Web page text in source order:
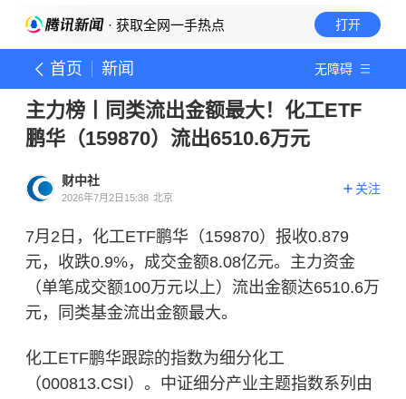
· 获取全网一手热点 打开
首页 新闻 无障碍
主力榜丨同类流出金额最大！化工ETF
鹏华（159870）流出6510.6万元
财中社
2026年7月2日15:38 北京
关注
7月2日，化工ETF鹏华（159870）报收0.879
元，收跌0.9%，成交金额8.08亿元。主力资金
（单笔成交额100万元以上）流出金额达6510.6万
元，同类基金流出金额最大。
化工ETF鹏华跟踪的指数为细分化工
（000813.CSI）。中证细分产业主题指数系列由